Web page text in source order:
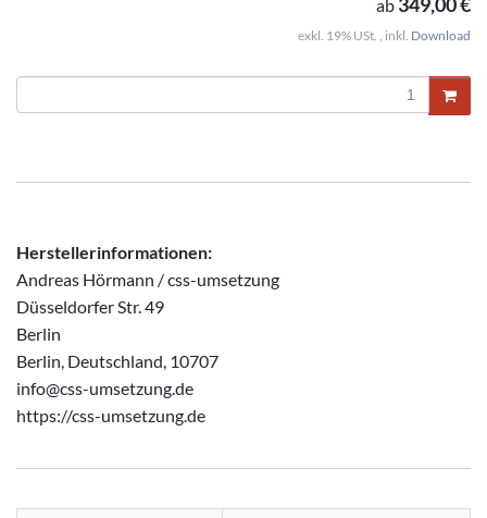
ab
exkl. 19% USt. , inkl. Download
Herstellerinformationen:
Andreas Hörmann / css-umsetzung
Düsseldorfer Str. 49
Berlin
Berlin, Deutschland, 10707
info@css-umsetzung.de
https://css-umsetzung.de